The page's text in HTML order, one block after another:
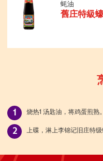
蚝油
舊庄特級
烧热1 汤匙油，将鸡蛋煎熟。
上碟，淋上李锦记旧庄特级